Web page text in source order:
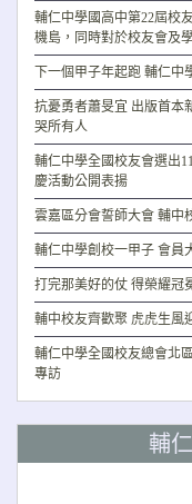
輔仁中學國高中第22屆校
機島，同時對於校友會及
下一個甲子年起跑 輔仁中
抗憂勇者蕭旻宜 出版首本
哭所有人
輔仁中學全國校友會選出
慶活動公開表揚
雲嘉區分會誓師大會 輔中
輔仁中學創校一甲子 會員
打完那美好的仗 得榮耀冠
輔中校友齊歡聚 虎虎生風
輔仁中學全國校友總會北
專訪
輔